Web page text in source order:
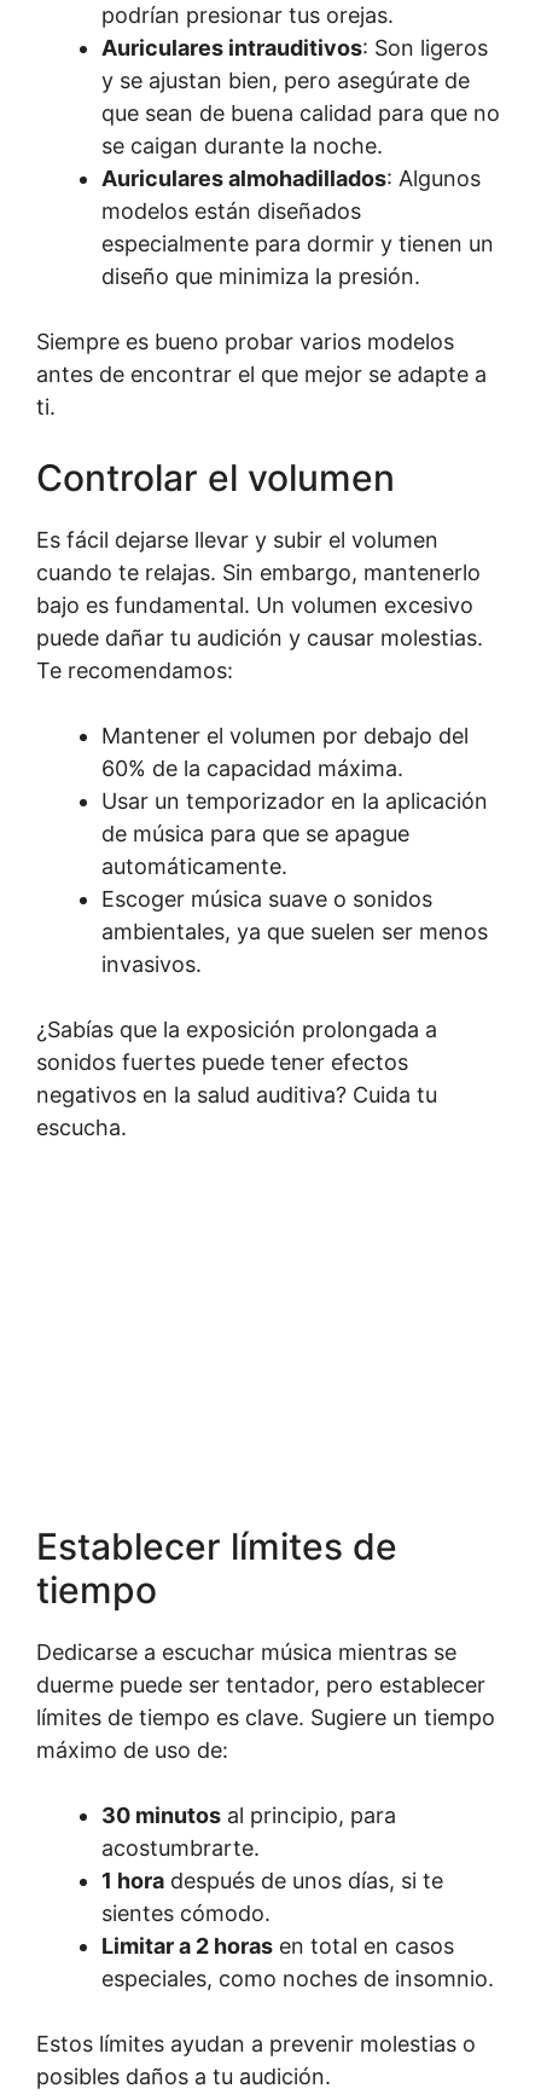
podrían presionar tus orejas.
Auriculares intrauditivos: Son ligeros
y se ajustan bien, pero asegúrate de
que sean de buena calidad para que no
se caigan durante la noche.
Auriculares almohadillados: Algunos
modelos están diseñados
especialmente para dormir y tienen un
diseño que minimiza la presión.
Siempre es bueno probar varios modelos
antes de encontrar el que mejor se adapte a
ti.
Controlar el volumen
Es fácil dejarse llevar y subir el volumen
cuando te relajas. Sin embargo, mantenerlo
bajo es fundamental. Un volumen excesivo
puede dañar tu audición y causar molestias.
Te recomendamos:
Mantener el volumen por debajo del
60% de la capacidad máxima.
Usar un temporizador en la aplicación
de música para que se apague
automáticamente.
Escoger música suave o sonidos
ambientales, ya que suelen ser menos
invasivos.
¿Sabías que la exposición prolongada a
sonidos fuertes puede tener efectos
negativos en la salud auditiva? Cuida tu
escucha.
Establecer límites de
tiempo
Dedicarse a escuchar música mientras se
duerme puede ser tentador, pero establecer
límites de tiempo es clave. Sugiere un tiempo
máximo de uso de:
30 minutos al principio, para
acostumbrarte.
1 hora después de unos días, si te
sientes cómodo.
Limitar a 2 horas en total en casos
especiales, como noches de insomnio.
Estos límites ayudan a prevenir molestias o
posibles daños a tu audición.